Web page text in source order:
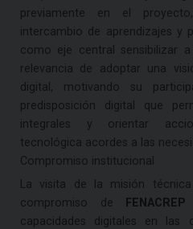
previamente en el
intercambio de aprendizajes y
como eje central sensibilizar
relevancia de adoptar una
digital, motivando su
predisposición digital que
integrales y orientar
tecnológica acordes a las
Compromiso institucional
La visita de la misión
compromiso de
FENACREP
capacidades digitales en las